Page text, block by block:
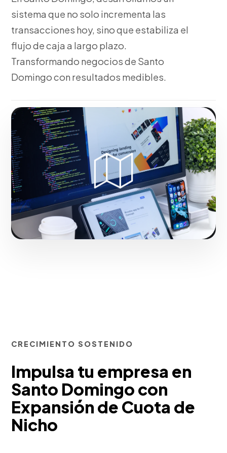
sistema que no solo incrementa las
transacciones hoy, sino que estabiliza el
flujo de caja a largo plazo.
Transformando negocios de Santo
Domingo con resultados medibles.
Fase 2:Para el mercado local, planteamiento de
tácticas Go-To-Market y proyecciones. Todo ello
orientado al crecimiento de tu empresa en Santo
Domingo.
Iniciar proyecto
CRECIMIENTO SOSTENIDO
Impulsa tu empresa en
Santo Domingo con
Expansión de Cuota de
Nicho